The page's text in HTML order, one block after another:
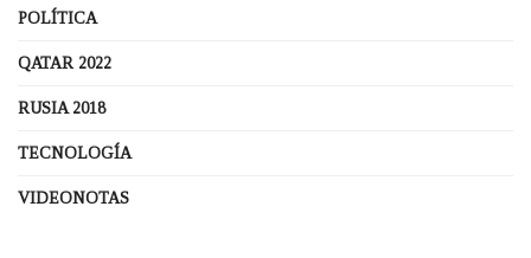
POLÍTICA
QATAR 2022
RUSIA 2018
TECNOLOGÍA
VIDEONOTAS